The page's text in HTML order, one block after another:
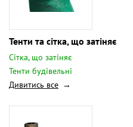
Тенти та сітка, що затіняє
Сітка, що затіняє
Тенти будівельні
Дивитись все